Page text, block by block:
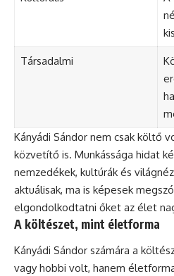
Társadalmi
Kányádi Sándor nem csak költő
közvetítő is. Munkássága hidat
nemzedékek, kultúrák és
aktuálisak, ma is képesek
elgondolkodtatni őket az élet
A költészet, mint életforma
Kányádi Sándor számára a
vagy hobbi volt, hanem